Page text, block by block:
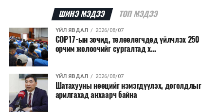
шалтгааныг үргэлжлүүлэн тогтоож байгаа бөгөөд
аянгын улмаас үүсээгүй гэж үзэж байгаа аж.
Одоогоор АНУ даяар 13 мужид 90 гаруй томоохон ой,
хээрийн түймэр идэвхтэй үргэлжилж байгаагийн
талаас илүү нь Орегон болон Вашингтон мужид
бүртгэгдсэн байна. Цаг уурын байгууллагууд ойрын
өдрүүдэд агаарын температур дахин огцом
нэмэгдэж, хуурайшилт эрчимжих төлөвтэй байгааг
ШИНЭ МЭДЭЭ ТОП МЭДЭЭ
ҮЙЛ ЯВДАЛ 2026/08/07
COP17-ын зочид, төлөөлөгчдөд үйлчлэх 250
орчим жолоочийг сургалтад х...
ҮЙЛ ЯВДАЛ 2026/08/07
Шатахууны нөөцийг нэмэгдүүлэх, доголдлыг
арилгахад анхаарч байна